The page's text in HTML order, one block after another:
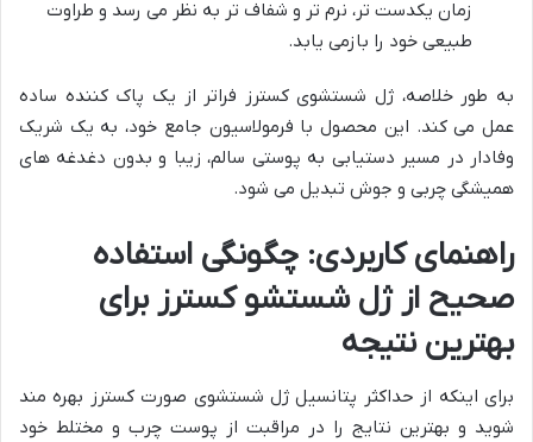
زمان یکدست تر، نرم تر و شفاف تر به نظر می رسد و طراوت
طبیعی خود را بازمی یابد.
به طور خلاصه، ژل شستشوی کسترز فراتر از یک پاک کننده ساده
عمل می کند. این محصول با فرمولاسیون جامع خود، به یک شریک
وفادار در مسیر دستیابی به پوستی سالم، زیبا و بدون دغدغه های
همیشگی چربی و جوش تبدیل می شود.
راهنمای کاربردی: چگونگی استفاده
صحیح از ژل شستشو کسترز برای
بهترین نتیجه
برای اینکه از حداکثر پتانسیل ژل شستشوی صورت کسترز بهره مند
شوید و بهترین نتایج را در مراقبت از پوست چرب و مختلط خود